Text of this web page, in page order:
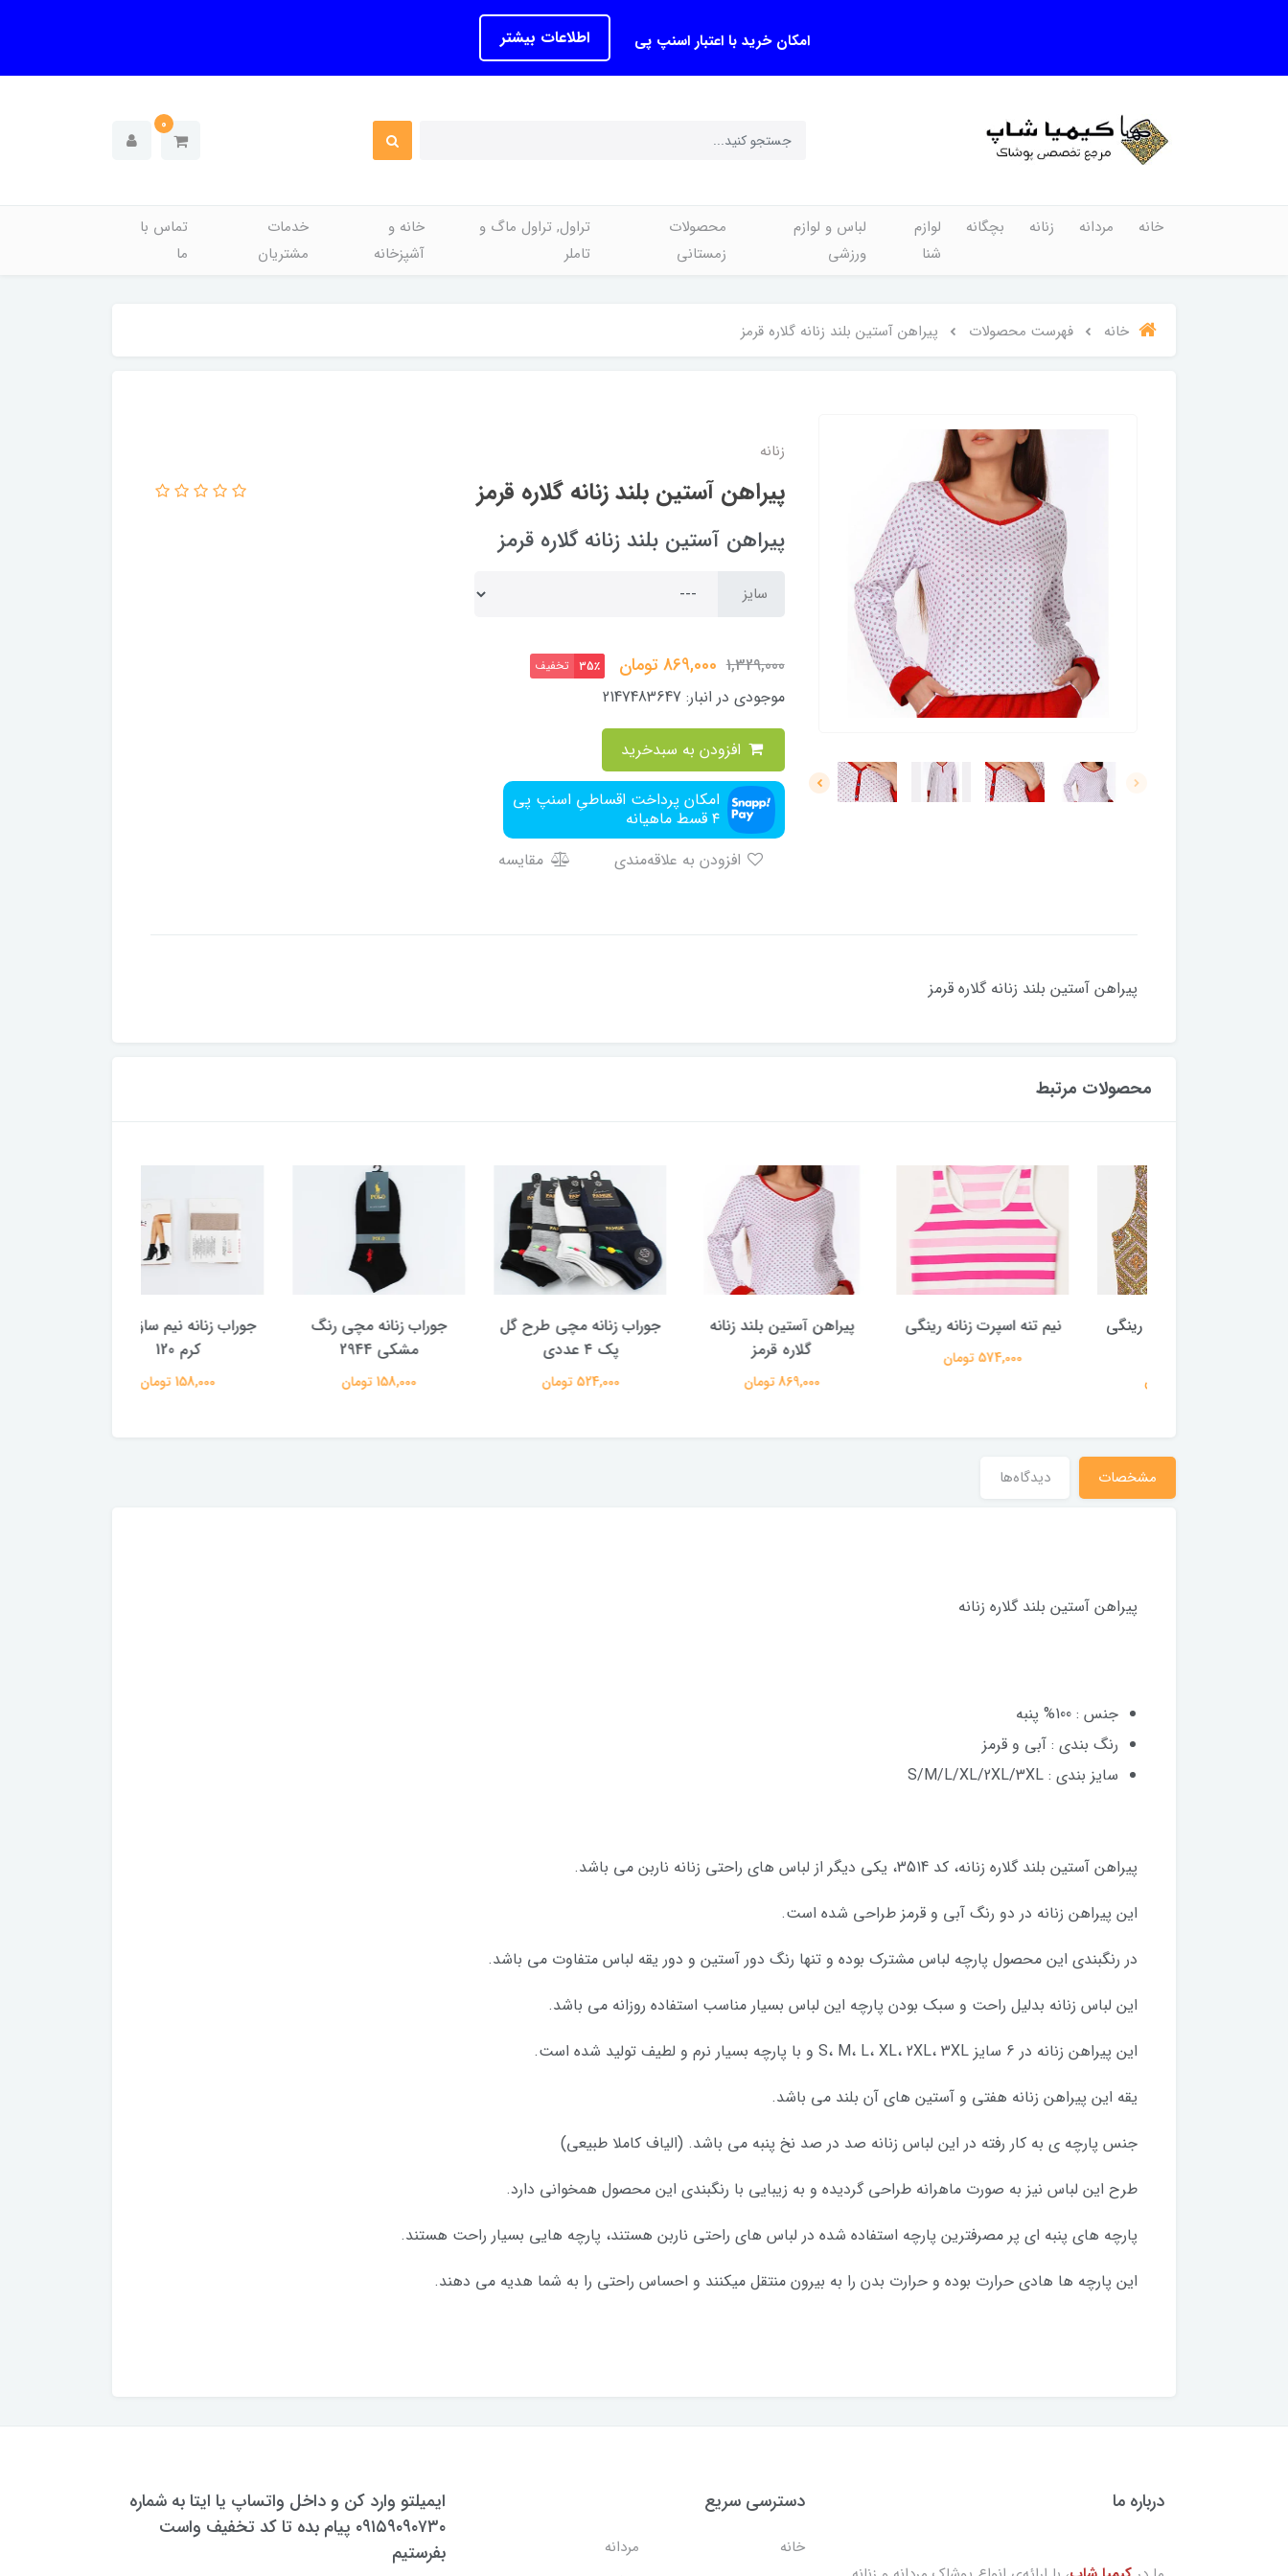
امکان خرید با اعتبار اسنپ پی اطلاعات بیشتر
0
خانه مردانه زنانه بچگانه
لوازم
شنا
لباس و لوازم
ورزشی
محصولات
زمستانی
تراول, تراول ماگ و
تاملر
خانه و
آشپزخانه
خدمات
مشتریان
تماس با
ما
خانه فهرست محصولات پیراهن آستین بلند زنانه گلاره قرمز
زنانه
پیراهن آستین بلند زنانه گلاره قرمز
پیراهن آستین بلند زنانه گلاره قرمز
سایز
1,329,000
869,000تومان 35٪ تخفیف
موجودی در انبار: 2147483647
امکان پرداخت اقساطیِ اسنپ پی
۴ قسط ماهیانه
مقایسه
پیراهن آستین بلند زنانه گلاره قرمز
محصولات مرتبط
نیم تنه اسپرت زنانه رینگی
پیراهن آستین بلند زنانه
جوراب زنانه مچی طرح گل
جوراب زنانه مچی رنگ
جوراب زنانه نیم ساق پنتی
مشخصات دیدگاه‌ها
پیراهن آستین بلند گلاره زنانه
جنس : 100% پنبه
رنگ بندی : آبی و قرمز
سایز بندی : S/M/L/XL/2XL/3XL
پیراهن آستین بلند گلاره زنانه، کد 3514، یکی دیگر از لباس های راحتی زنانه ناربن می باشد.
این پیراهن زنانه در دو رنگ آبی و قرمز طراحی شده است.
در رنگبندی این محصول پارچه لباس مشترک بوده و تنها رنگ دور آستین و دور یقه لباس متفاوت می باشد.
این لباس زنانه بدلیل راحت و سبک بودن پارچه این لباس بسیار مناسب استفاده روزانه می باشد.
این پیراهن زنانه در 6 سایز S، M، L، XL، 2XL، 3XL و با پارچه بسیار نرم و لطیف تولید شده است.
یقه این پیراهن زنانه هفتی و آستین های آن بلند می باشد.
جنس پارچه ی به کار رفته در این لباس زنانه صد در صد نخ پنبه می باشد. (الیاف کاملا طبیعی)
طرح این لباس نیز به صورت ماهرانه طراحی گردیده و به زیبایی با رنگبندی این محصول همخوانی دارد.
پارچه های پنبه ای پر مصرفترین پارچه استفاده شده در لباس های راحتی ناربن هستند، پارچه هایی بسیار راحت هستند.
این پارچه ها هادی حرارت بوده و حرارت بدن را به بیرون منتقل میکنند و احساس راحتی را به شما هدیه می دهند.
درباره ما دسترسی سریع
خانه
مردانه
ایمیلتو وارد کن و داخل واتساپ یا ایتا به شماره
۰۹۱۵۹۰۹۰۷۳۰ پیام بده تا کد تخفیف واست
بفرستیم